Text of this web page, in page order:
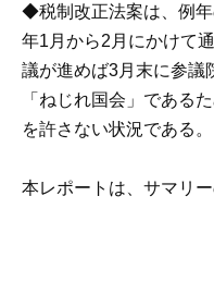
◆税制改正法案は、例
年1月から2月にかけて
議が進めば3月末に参議
「ねじれ国会」である
を許さない状況である。
本レポートは、サマリ